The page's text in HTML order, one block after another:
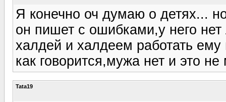
Я конечно оч думаю о детях...
он пишет с ошибками,у него
халдей и халдеем работать
как говорится,мужа нет и это
Tata19